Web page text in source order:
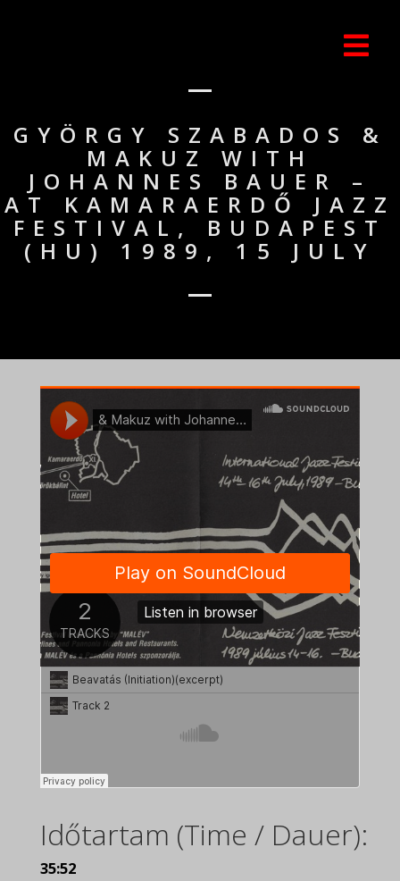
GYÖRGY SZABADOS &
MAKUZ WITH
JOHANNES BAUER –
AT KAMARAERDŐ JAZZ
FESTIVAL, BUDAPEST
(HU) 1989, 15 JULY
Időtartam (Time / Dauer):
35:52